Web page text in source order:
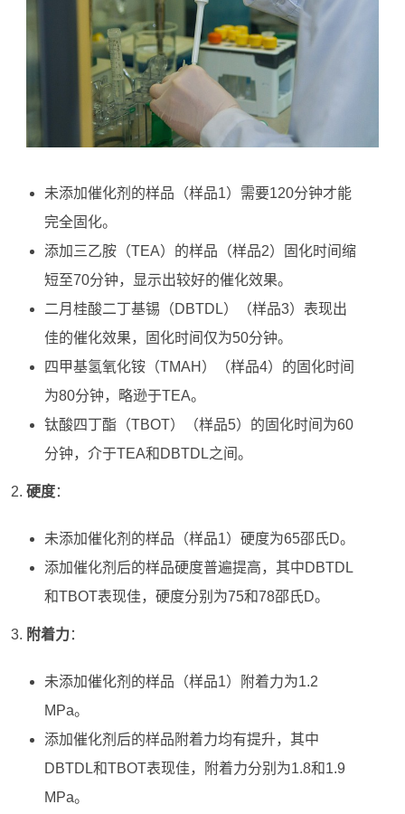
未添加催化剂的样品（样品1）需要120分钟才能
完全固化。
添加三乙胺（TEA）的样品（样品2）固化时间缩
短至70分钟，显示出较好的催化效果。
二月桂酸二丁基锡（DBTDL）（样品3）表现出
佳的催化效果，固化时间仅为50分钟。
四甲基氢氧化铵（TMAH）（样品4）的固化时间
为80分钟，略逊于TEA。
钛酸四丁酯（TBOT）（样品5）的固化时间为60
分钟，介于TEA和DBTDL之间。
硬度：
未添加催化剂的样品（样品1）硬度为65邵氏D。
添加催化剂后的样品硬度普遍提高，其中DBTDL
和TBOT表现佳，硬度分别为75和78邵氏D。
附着力：
未添加催化剂的样品（样品1）附着力为1.2
MPa。
添加催化剂后的样品附着力均有提升，其中
DBTDL和TBOT表现佳，附着力分别为1.8和1.9
MPa。